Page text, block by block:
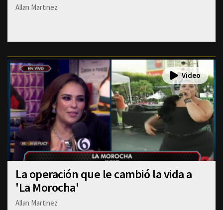
Allan Martinez
La operación que le cambió la vida a
'La Morocha'
Allan Martinez